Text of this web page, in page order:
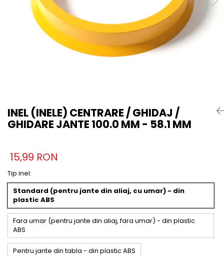
INEL (INELE) CENTRARE / GHIDAJ /
GHIDARE JANTE 100.0 MM - 58.1 MM
15,99 RON
Tip inel:
Standard (pentru jante din aliaj, cu umar) - din
plastic ABS
Fara umar (pentru jante din aliaj, fara umar) - din plastic
ABS
Pentru jante din tabla - din plastic ABS